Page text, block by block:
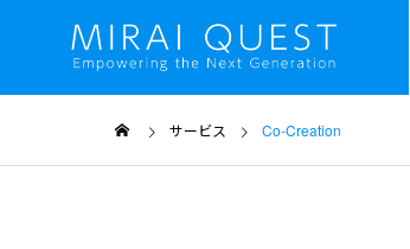
サービス Co-Creation